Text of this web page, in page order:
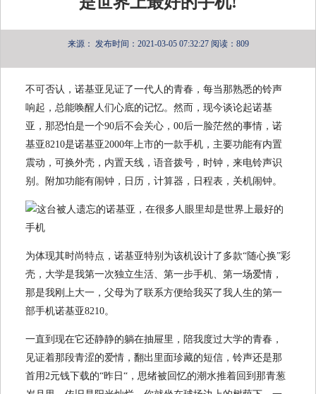
来源： 发布时间：2021-03-05 07:32:27 阅读：809
不可否认，诺基亚见证了一代人的青春，每当那熟悉的铃声
响起，总能唤醒人们心底的记忆。然而，现今谈论起诺基
亚，那恐怕是一个90后不会关心，00后一脸茫然的事情， 诺
基亚8210是诺基亚2000年上市的一款手机，主要功能有内置
震动，可换外壳，内置天线，语音拨号，时钟，来电铃声识
别。附加功能有闹钟，日历，计算器，日程表，关机闹钟。
为体现其时尚特点，诺基亚特别为该机设计了多款“随心换”彩
壳，大学是我第一次独立生活、第一步手机、第一场爱情，
那是我刚上大一，父母为了联系方便给我买了我人生的第一
部手机诺基亚8210。
一直到现在它还静静的躺在抽屉里，陪我度过大学的青春，
见证着那段青涩的爱情，翻出里面珍藏的短信，铃声还是那
首用2元钱下载的“昨日“，思绪被回忆的潮水推着回到那青葱